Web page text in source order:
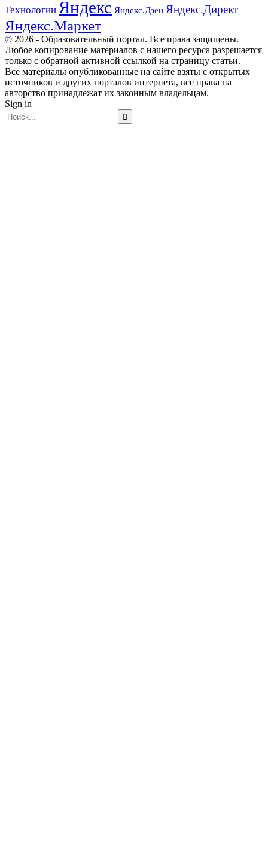
Технологии Яндекс Яндекс.Дзен Яндекс.Директ
Яндекс.Маркет
© 2026 - Образовательный портал. Все права защищены.
Любое копирование материалов с нашего ресурса разрешается
только с обратной активной ссылкой на страницу статьи.
Все материалы опубликованные на сайте взяты с открытых
источников и других порталов интернета, все права на
авторство принадлежат их законным владельцам.
Sign in